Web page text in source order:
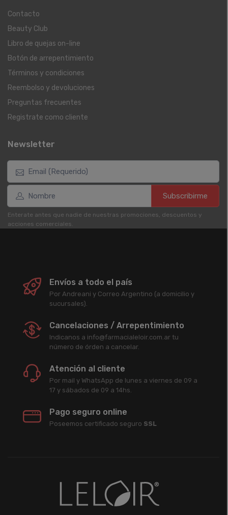
Contacto
Beauty Club
Libro de quejas on-line
Botón de arrepentimiento
Términos y condiciones
Reembolso y devoluciones
Preguntas frecuentes
Registrate como cliente
Newsletter
Subscribirme
Enterate antes que nadie de nuestras promociones, descuentos y
acciones comerciales.
Envíos a todo el país
Por Andreani y Correo Argentino (a domicilio y
sucursales).
Cancelaciones / Arrepentimiento
Indicanos a info@farmacialeloir.com.ar tu
número de órden a cancelar.
Atención al cliente
Por mail y WhatsApp de lunes a viernes de 09 a
17 y sábados de 09 a 14hs.
Pago seguro online
Poseemos certificado seguro SSL